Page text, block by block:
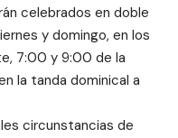
celebrados en doble
y domingo, en los
7:00 y 9:00 de la
la tanda dominical a
circunstancias de